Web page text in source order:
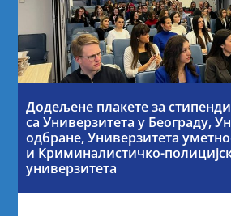
Додељене плакете за
са Универзитета у Београду,
одбране, Универзитета
и Криминалистичко-
универзитета